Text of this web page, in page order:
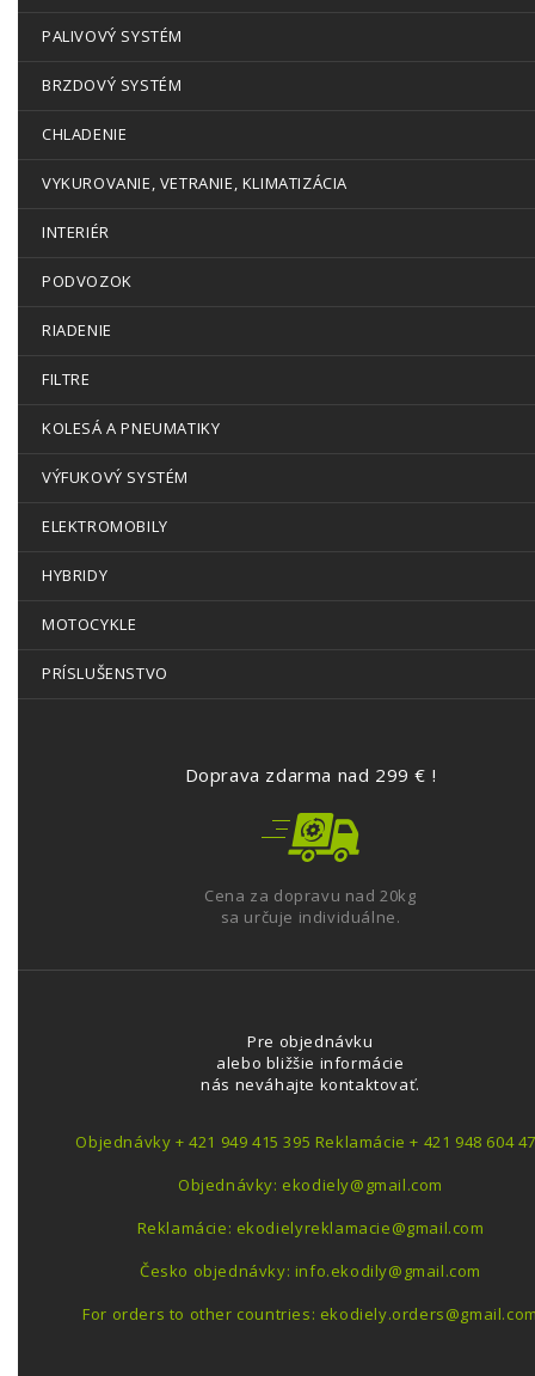
PALIVOVÝ SYSTÉM
BRZDOVÝ SYSTÉM
CHLADENIE
VYKUROVANIE, VETRANIE, KLIMATIZÁCIA
INTERIÉR
PODVOZOK
RIADENIE
FILTRE
KOLESÁ A PNEUMATIKY
VÝFUKOVÝ SYSTÉM
ELEKTROMOBILY
HYBRIDY
MOTOCYKLE
PRÍSLUŠENSTVO
Doprava zdarma nad 299 € !
Cena za dopravu nad 20kg
sa určuje individuálne.
Pre objednávku
alebo bližšie informácie
nás neváhajte kontaktovať.
Objednávky + 421 949 415 395 Reklamácie + 421 948 604
Objednávky: ekodiely@gmail.com
Reklamácie: ekodielyreklamacie@gmail.com
Česko objednávky: info.ekodily@gmail.com
For orders to other countries: